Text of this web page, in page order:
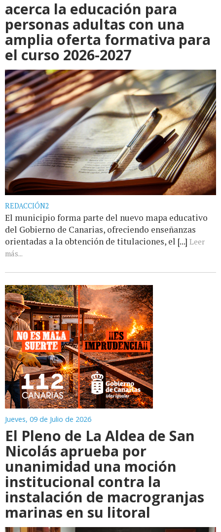
acerca la educación para
personas adultas con una
amplia oferta formativa para
el curso 2026-2027
REDACCIÓN2
El municipio forma parte del nuevo mapa educativo
del Gobierno de Canarias, ofreciendo enseñanzas
orientadas a la obtención de titulaciones, el [...] Leer
más...
Jueves, 09 de Julio de 2026
El Pleno de La Aldea de San
Nicolás aprueba por
unanimidad una moción
institucional contra la
instalación de macrogranjas
marinas en su litoral